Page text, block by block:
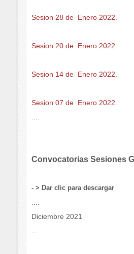
Sesion 28 de Enero 2022.
Sesion 20 de Enero 2022.
Sesion 14 de Enero 2022.
Sesion 07 de Enero 2022
Convocatorias Sesiones
- > Dar clic para descargar
Diciembre 2021